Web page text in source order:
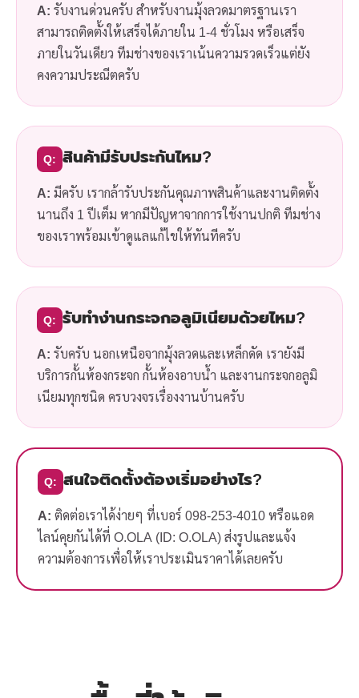
A: รับงานด่วนครับ สำหรับงานมุ้งลวดมาตรฐานเรา
สามารถติดตั้งให้เสร็จได้ภายใน 1-4 ชั่วโมง หรือเสร็จ
ภายในวันเดียว ทีมช่างของเราเน้นความรวดเร็วแต่ยัง
คงความประณีตครับ
Q: สินค้ามีรับประกันไหม?
A: มีครับ เรากล้ารับประกันคุณภาพสินค้าและงานติดตั้ง
นานถึง 1 ปีเต็ม หากมีปัญหาจากการใช้งานปกติ ทีมช่าง
ของเราพร้อมเข้าดูแลแก้ไขให้ทันทีครับ
Q: รับทำง่านกระจกอลูมิเนียมด้วยไหม?
A: รับครับ นอกเหนือจากมุ้งลวดและเหล็กดัด เรายังมี
บริการกั้นห้องกระจก กั้นห้องอาบน้ำ และงานกระจกอลูมิ
เนียมทุกชนิด ครบวงจรเรื่องงานบ้านครับ
Q: สนใจติดตั้งต้องเริ่มอย่างไร?
A: ติดต่อเราได้ง่ายๆ ที่เบอร์ 098-253-4010 หรือแอด
ไลน์คุยกันได้ที่ O.OLA (ID: O.OLA) ส่งรูปและแจ้ง
ความต้องการเพื่อให้เราประเมินราคาได้เลยครับ